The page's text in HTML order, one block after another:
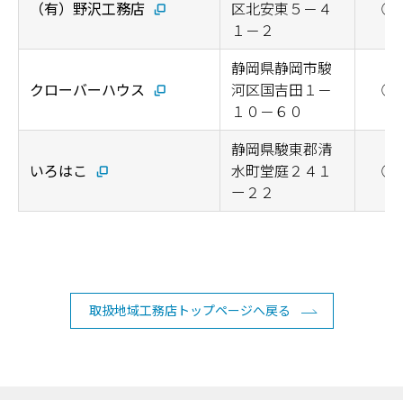
（有）野沢工務店
区北安東５－４
１－２
◯
クローバーハウス
静岡県静岡市駿
河区国吉田１－
１０－６０
◯
いろはこ
静岡県駿東郡清
水町堂庭２４１
ー２２
◯
取扱地域工務店トップページへ戻る